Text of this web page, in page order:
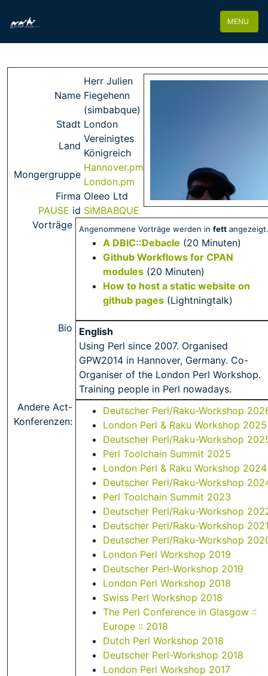
MENU
Name
Herr Julien
Fiegehenn
(‎simbabque‎)
Stadt London
Land
Vereinigtes
Königreich
Mongergruppe
Hannover.pm
London.pm
Firma Oleeo Ltd
PAUSE id SIMBABQUE
Vorträge
Angenommene Vorträge werden in fett angezeigt.
‎A DBIC::Debacle‎ (20 Minuten)
‎Github Workflows for CPAN
modules‎ (20 Minuten)
‎How to host a static website on
github pages‎ (Lightningtalk)
Bio
English
Using Perl since 2007. Organised
GPW2014 in Hannover, Germany. Co-
Organiser of the London Perl Workshop.
Training people in Perl nowadays.
Andere Act-
Konferenzen:
Deutscher Perl/Raku-Workshop
London Perl & Raku Workshop 2025
Deutscher Perl/Raku-Workshop
Perl Toolchain Summit 2025
London Perl & Raku Workshop 2024
Deutscher Perl/Raku-Workshop
Perl Toolchain Summit 2023
Deutscher Perl/Raku-Workshop
Deutscher Perl/Raku-Workshop
Deutscher Perl/Raku-Workshop
London Perl Workshop 2019
Deutscher Perl-Workshop 2019
London Perl Workshop 2018
Swiss Perl Workshop 2018
The Perl Conference in Glasgow ::
Europe :: 2018
Dutch Perl Workshop 2018
Deutscher Perl-Workshop 2018
London Perl Workshop 2017